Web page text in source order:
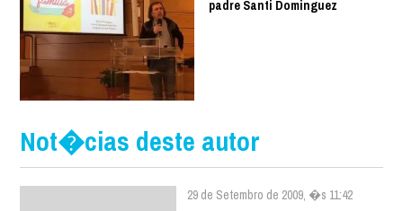
padre Santi Dominguez
Not�cias deste autor
29 de Setembro de 2009, �s 11:42